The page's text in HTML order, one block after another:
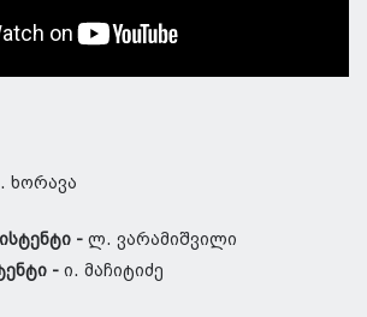
ხორავა
- ლ. ვარამიშვილი
- ი. მაჩიტიძე